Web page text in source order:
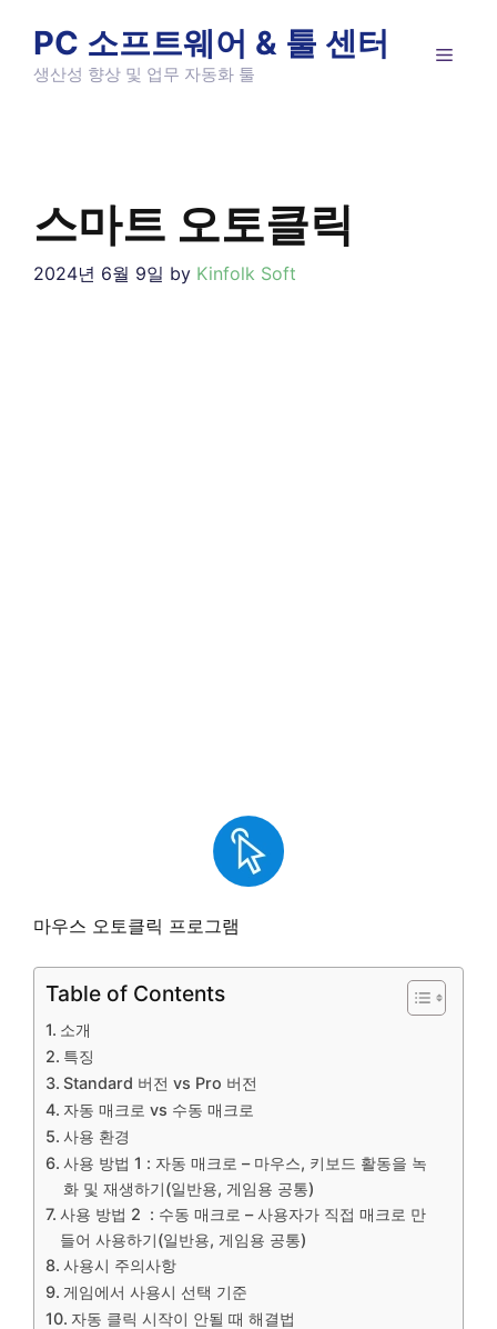
content
PC 소프트웨어 & 툴 센터
생산성 향상 및 업무 자동화 툴
스마트 오토클릭
2024년 6월 9일 by Kinfolk Soft
마우스 오토클릭 프로그램
Table of Contents
소개
특징
Standard 버전 vs Pro 버전
자동 매크로 vs 수동 매크로
사용 환경
사용 방법 1 : 자동 매크로 – 마우스, 키보드 활동을 녹
화 및 재생하기(일반용, 게임용 공통)
사용 방법 2 : 수동 매크로 – 사용자가 직접 매크로 만
들어 사용하기(일반용, 게임용 공통)
사용시 주의사항
게임에서 사용시 선택 기준
자동 클릭 시작이 안될 때 해결법